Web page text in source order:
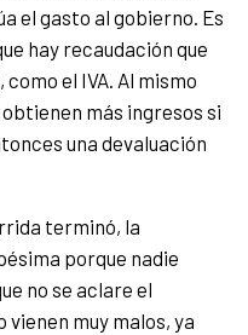
el gasto al gobierno. Es
hay recaudación que
el IVA. Al mismo
más ingresos si
una devaluación
terminó, la
porque nadie
no se aclare el
muy malos, ya